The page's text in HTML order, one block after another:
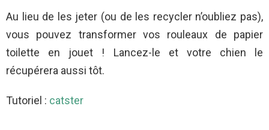
Au lieu de les jeter (ou de les recycler n’oubliez pas),
vous pouvez transformer vos rouleaux de papier
toilette en jouet ! Lancez-le et votre chien le
récupérera aussi tôt.
Tutoriel : catster